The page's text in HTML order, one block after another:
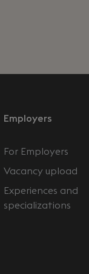
Employers
For Employers
Vacancy upload
Experiences and
specializations